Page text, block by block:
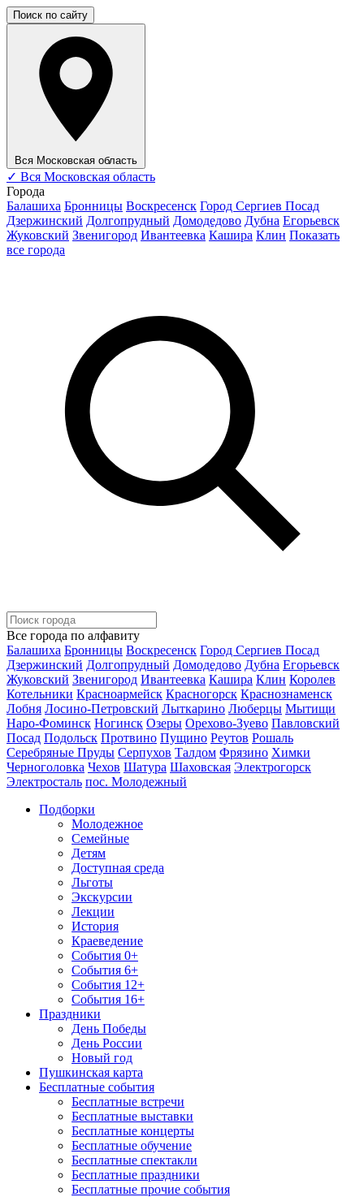
Поиск по сайту
Вся Московская область
✓ Вся Московская область
Города
Балашиха Бронницы Воскресенск Город Сергиев Посад
Дзержинский Долгопрудный Домодедово Дубна Егорьевск
Жуковский Звенигород Ивантеевка Кашира Клин Показать
все города
Все города по алфавиту
Балашиха Бронницы Воскресенск Город Сергиев Посад
Дзержинский Долгопрудный Домодедово Дубна Егорьевск
Жуковский Звенигород Ивантеевка Кашира Клин Королев
Котельники Красноармейск Красногорск Краснознаменск
Лобня Лосино-Петровский Лыткарино Люберцы Мытищи
Наро-Фоминск Ногинск Озеры Орехово-Зуево Павловский
Посад Подольск Протвино Пущино Реутов Рошаль
Серебряные Пруды Серпухов Талдом Фрязино Химки
Черноголовка Чехов Шатура Шаховская Электрогорск
Электросталь пос. Молодежный
Подборки
Молодежное
Семейные
Детям
Доступная среда
Льготы
Экскурсии
Лекции
История
Краеведение
События 0+
События 6+
События 12+
События 16+
Праздники
День Победы
День России
Новый год
Пушкинская карта
Бесплатные события
Бесплатные встречи
Бесплатные выставки
Бесплатные концерты
Бесплатные обучение
Бесплатные спектакли
Бесплатные праздники
Бесплатные прочие события